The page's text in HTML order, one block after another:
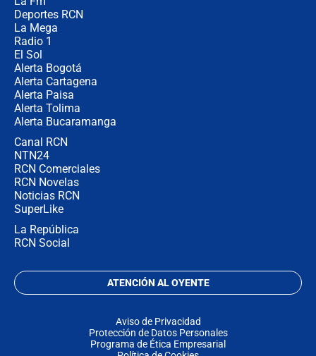
Deportes RCN
La Mega
Radio 1
El Sol
Alerta Bogotá
Alerta Cartagena
Alerta Paisa
Alerta Tolima
Alerta Bucaramanga
Canal RCN
NTN24
RCN Comerciales
RCN Novelas
Noticias RCN
SuperLike
La República
RCN Social
ATENCIÓN AL OYENTE
Aviso de Privacidad
Protección de Datos Personales
Programa de Ética Empresarial